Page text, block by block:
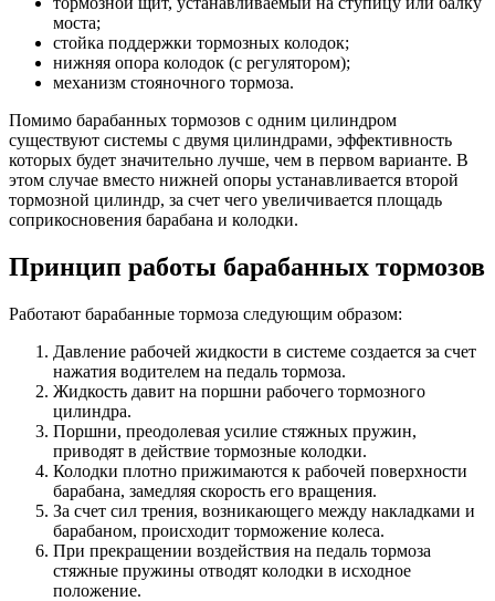
моста;
стойка поддержки тормозных колодок;
нижняя опора колодок (с регулятором);
механизм стояночного тормоза.
Помимо барабанных тормозов с одним цилиндром
существуют системы с двумя цилиндрами, эффективность
которых будет значительно лучше, чем в первом варианте. В
этом случае вместо нижней опоры устанавливается второй
тормозной цилиндр, за счет чего увеличивается площадь
соприкосновения барабана и колодки.
Принцип работы барабанных тормозов
Работают барабанные тормоза следующим образом:
Давление рабочей жидкости в системе создается за счет
нажатия водителем на педаль тормоза.
Жидкость давит на поршни рабочего тормозного
цилиндра.
Поршни, преодолевая усилие стяжных пружин,
приводят в действие тормозные колодки.
Колодки плотно прижимаются к рабочей поверхности
барабана, замедляя скорость его вращения.
За счет сил трения, возникающего между накладками и
барабаном, происходит торможение колеса.
При прекращении воздействия на педаль тормоза
стяжные пружины отводят колодки в исходное
положение.